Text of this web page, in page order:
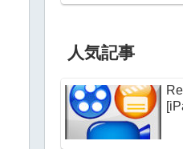
人気記事